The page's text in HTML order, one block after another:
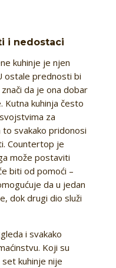
i nedostaci
kuhinje je njen
ostale prednosti bi
da je ona dobar
Kutna kuhinja često
za
to svakako pridonosi
Countertop je
može postaviti
biti od pomoći –
da u jedan
dok drugi dio služi
i svakako
Koji su
set kuhinje nije